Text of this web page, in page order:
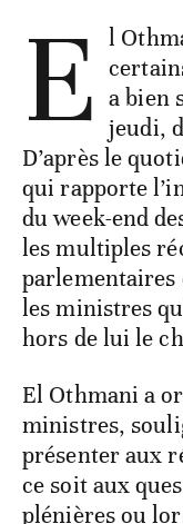
E l
a bien
jeudi,
D’après le
qui rapporte
du week-end
les multiples
parlementaires
les ministres
hors de lui le
El Othmani a
ministres,
présenter aux
ce soit aux
plénières ou